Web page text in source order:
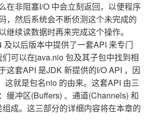
在非阻塞I/O 中会立刻返回，以便程序
，然后系统会不断侦测这个未完成的
继续读数据时再来完成这个操作。
及以后版本中提供了一套API 来专门
们可以在java.nio 包及其子包中找到相
这套API 是JDK 新提供的I/O API ，因
这就是包名nio 的由来。这套API 由三
缓冲区(Buffers) 、通道(Channels) 和
组成。这三部分的详细内容将在本章的